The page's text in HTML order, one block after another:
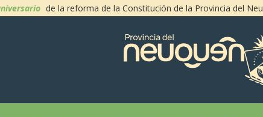
de la reforma de la Constitución de la Provincia del